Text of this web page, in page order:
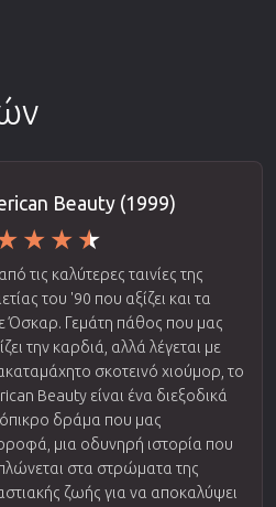
Beauty (1999)
τις καλύτερες ταινίες της
του '90 που αξίζει και τα
Όσκαρ. Γεμάτη πάθος που μας
την καρδιά, αλλά λέγεται με
σκοτεινό χιούμορ, το
Beauty είναι ένα διεξοδικά
δράμα που μας
μια οδυνηρή ιστορία που
στα στρώματα της
ζωής για να αποκαλύψει